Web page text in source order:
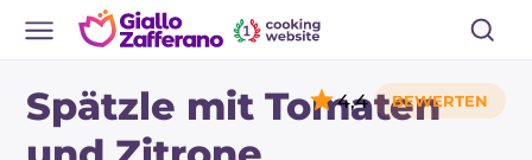
Spätzle mit Tomaten
4,4